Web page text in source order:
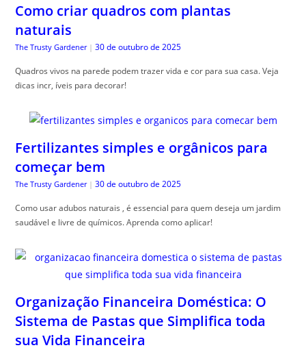
Como criar quadros com plantas
naturais
The Trusty Gardener | 30 de outubro de 2025
Quadros vivos na parede podem trazer vida e cor para sua casa. Veja
dicas incr, íveis para decorar!
Fertilizantes simples e orgânicos para
começar bem
The Trusty Gardener | 30 de outubro de 2025
Como usar adubos naturais , é essencial para quem deseja um jardim
saudável e livre de químicos. Aprenda como aplicar!
Organização Financeira Doméstica: O
Sistema de Pastas que Simplifica toda
sua Vida Financeira